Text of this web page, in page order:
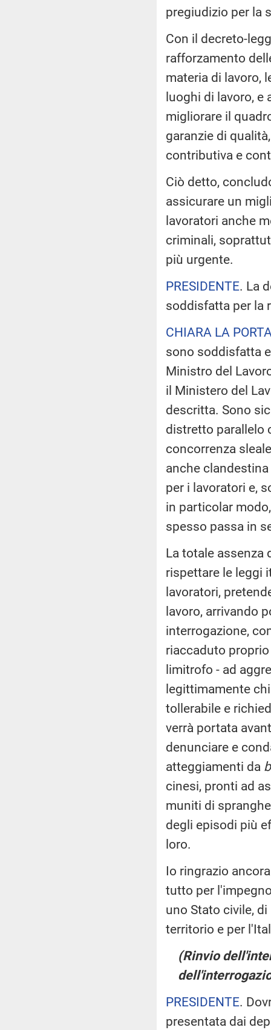
pregiudizio per la
Con il decreto-
rafforzamento
materia di lavoro,
luoghi di lavoro, e
migliorare il
garanzie di
contributiva e
Ciò detto,
assicurare un
lavoratori anche
criminali,
più urgente.
PRESIDENTE. La
soddisfatta per la
CHIARA LA
sono soddisfatta
Ministro del
il Ministero del
descritta. Sono
distretto parallelo
concorrenza
anche
per i lavoratori e,
in particolar
spesso passa in
La totale assenza
rispettare le leggi
lavoratori,
lavoro, arrivando
interrogazione,
riaccaduto
limitrofo - ad
legittimamente
tollerabile e
verrà portata
denunciare e
atteggiamenti da
cinesi, pronti ad
muniti di
degli episodi più
loro.
Io ringrazio
tutto per
uno Stato civile,
territorio e per
(Rinvio
PRESIDENTE.
presentata dai